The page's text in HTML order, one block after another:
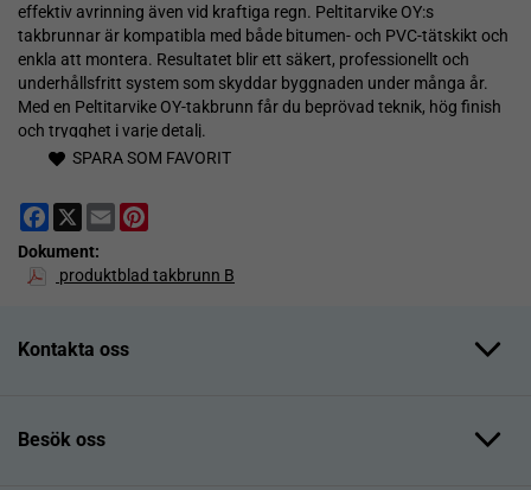
effektiv avrinning även vid kraftiga regn. Peltitarvike OY:s
takbrunnar är kompatibla med både bitumen- och PVC-tätskikt och
enkla att montera. Resultatet blir ett säkert, professionellt och
underhållsfritt system som skyddar byggnaden under många år.
Med en Peltitarvike OY-takbrunn får du beprövad teknik, hög finish
och trygghet i varje detalj.
SPARA SOM FAVORIT
Facebook
X Email
Dokument:
produktblad takbrunn B
Kontakta oss
Besök oss